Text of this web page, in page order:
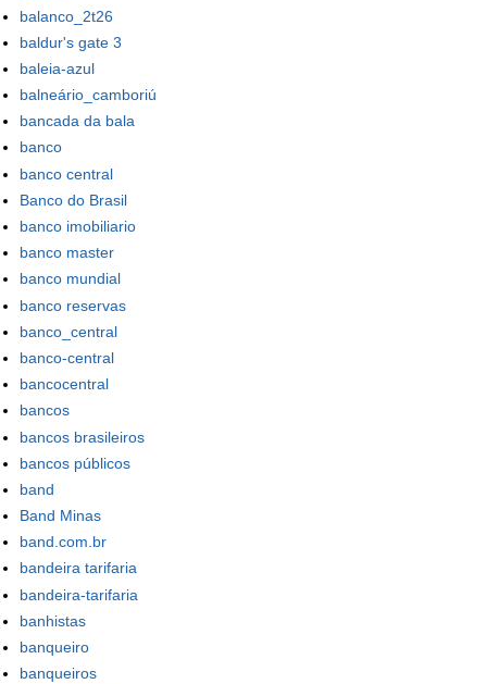
balanco_2t26
baldur's gate 3
baleia-azul
balneário_camboriú
bancada da bala
banco
banco central
Banco do Brasil
banco imobiliario
banco master
banco mundial
banco reservas
banco_central
banco-central
bancocentral
bancos
bancos brasileiros
bancos públicos
band
Band Minas
band.com.br
bandeira tarifaria
bandeira-tarifaria
banhistas
banqueiro
banqueiros